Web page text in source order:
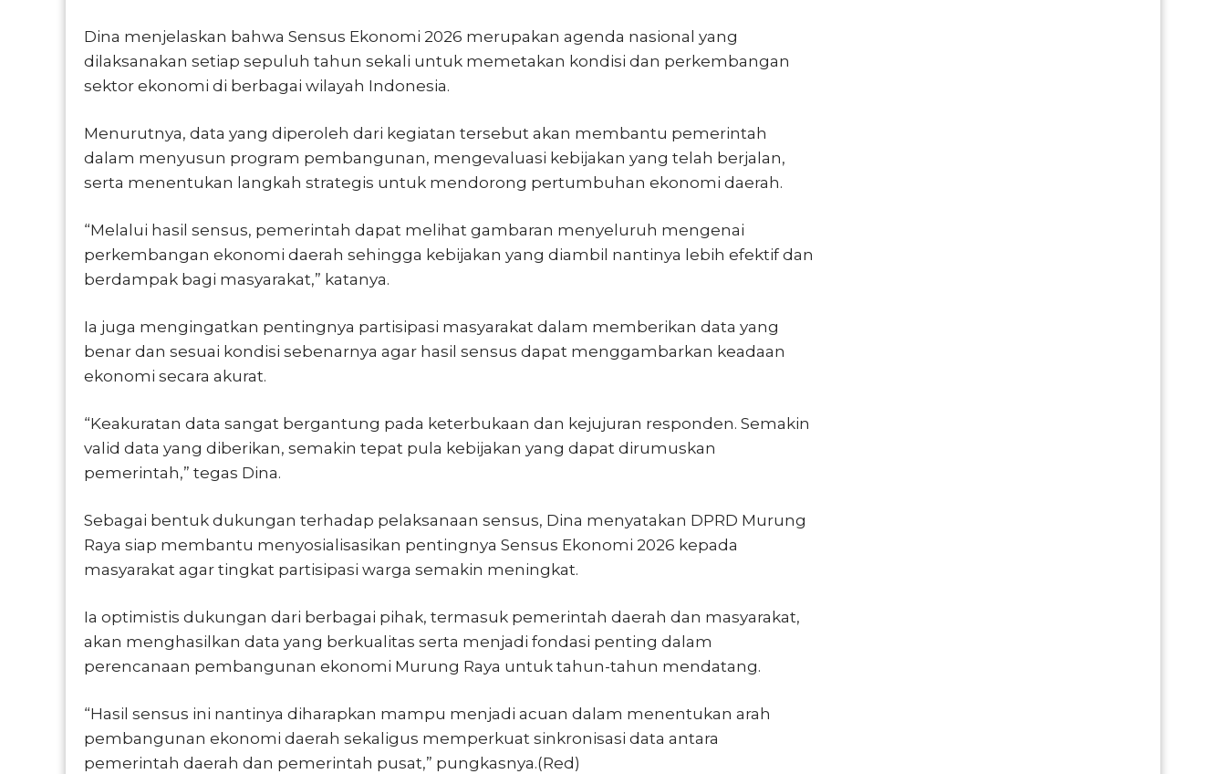
Dina menjelaskan bahwa Sensus Ekonomi 2026 merupakan agenda nasional yang
dilaksanakan setiap sepuluh tahun sekali untuk memetakan kondisi dan perkembangan
sektor ekonomi di berbagai wilayah Indonesia.
Menurutnya, data yang diperoleh dari kegiatan tersebut akan membantu pemerintah
dalam menyusun program pembangunan, mengevaluasi kebijakan yang telah berjalan,
serta menentukan langkah strategis untuk mendorong pertumbuhan ekonomi daerah.
“Melalui hasil sensus, pemerintah dapat melihat gambaran menyeluruh mengenai
perkembangan ekonomi daerah sehingga kebijakan yang diambil nantinya lebih efektif dan
berdampak bagi masyarakat,” katanya.
Ia juga mengingatkan pentingnya partisipasi masyarakat dalam memberikan data yang
benar dan sesuai kondisi sebenarnya agar hasil sensus dapat menggambarkan keadaan
ekonomi secara akurat.
“Keakuratan data sangat bergantung pada keterbukaan dan kejujuran responden. Semakin
valid data yang diberikan, semakin tepat pula kebijakan yang dapat dirumuskan
pemerintah,” tegas Dina.
Sebagai bentuk dukungan terhadap pelaksanaan sensus, Dina menyatakan DPRD Murung
Raya siap membantu menyosialisasikan pentingnya Sensus Ekonomi 2026 kepada
masyarakat agar tingkat partisipasi warga semakin meningkat.
Ia optimistis dukungan dari berbagai pihak, termasuk pemerintah daerah dan masyarakat,
akan menghasilkan data yang berkualitas serta menjadi fondasi penting dalam
perencanaan pembangunan ekonomi Murung Raya untuk tahun-tahun mendatang.
“Hasil sensus ini nantinya diharapkan mampu menjadi acuan dalam menentukan arah
pembangunan ekonomi daerah sekaligus memperkuat sinkronisasi data antara
pemerintah daerah dan pemerintah pusat,” pungkasnya.(Red)